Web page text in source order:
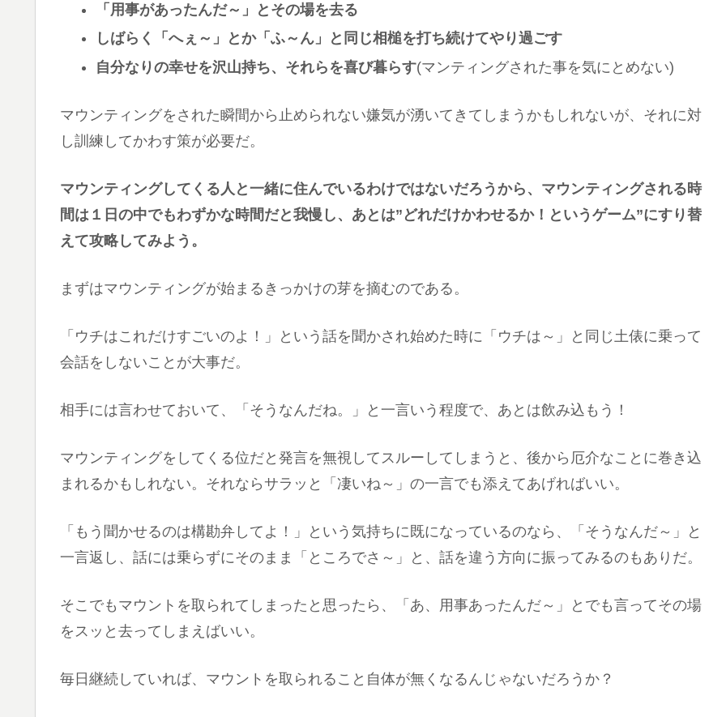
「用事があったんだ～」とその場を去る
しばらく「へぇ～」とか「ふ～ん」と同じ相槌を打ち続けてやり過ごす
自分なりの幸せを沢山持ち、それらを喜び暮らす(マンティングされた事を気にとめない)
マウンティングをされた瞬間から止められない嫌気が湧いてきてしまうかもしれないが、それに対
し訓練してかわす策が必要だ。
マウンティングしてくる人と一緒に住んでいるわけではないだろうから、マウンティングされる時
間は１日の中でもわずかな時間だと我慢し、あとは”どれだけかわせるか！というゲーム”にすり替
えて攻略してみよう。
まずはマウンティングが始まるきっかけの芽を摘むのである。
「ウチはこれだけすごいのよ！」という話を聞かされ始めた時に「ウチは～」と同じ土俵に乗って
会話をしないことが大事だ。
相手には言わせておいて、「そうなんだね。」と一言いう程度で、あとは飲み込もう！
マウンティングをしてくる位だと発言を無視してスルーしてしまうと、後から厄介なことに巻き込
まれるかもしれない。それならサラッと「凄いね～」の一言でも添えてあげればいい。
「もう聞かせるのは構勘弁してよ！」という気持ちに既になっているのなら、「そうなんだ～」と
一言返し、話には乗らずにそのまま「ところでさ～」と、話を違う方向に振ってみるのもありだ。
そこでもマウントを取られてしまったと思ったら、「あ、用事あったんだ～」とでも言ってその場
をスッと去ってしまえばいい。
毎日継続していれば、マウントを取られること自体が無くなるんじゃないだろうか？